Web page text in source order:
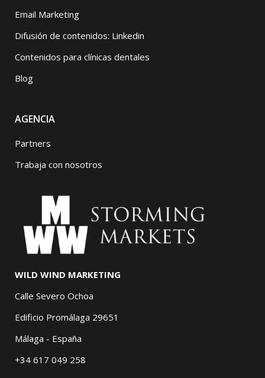
Email Marketing
Difusión de contenidos: Linkedin
Contenidos para clínicas dentales
Blog
AGENCIA
Partners
Trabaja con nosotros
WILD WIND MARKETING
Calle Severo Ochoa
Edificio Promálaga 29651
Málaga - España
+34 617 049 258